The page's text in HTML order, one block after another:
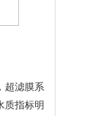
超滤膜系
质指标明